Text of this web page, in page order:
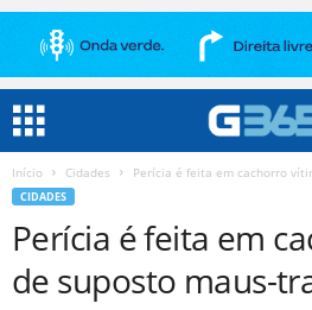
Início Cidades Perícia é feita em cachorro
CIDADES
Perícia é feita em
de suposto maus-